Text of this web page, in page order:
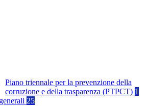
Piano triennale per la prevenzione della
corruzione e della trasparenza (PTPCT) 1
25